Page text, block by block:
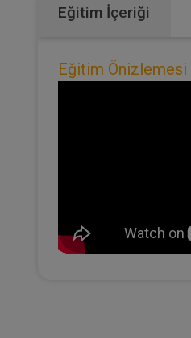
Eğitim İçeriği
Eğitim Önizlemesi